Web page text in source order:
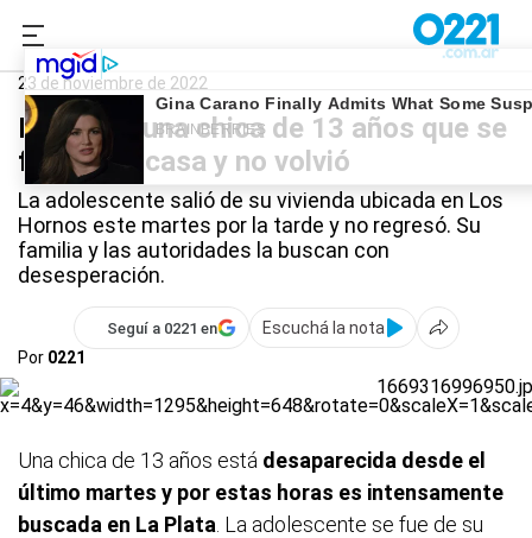
0221.com.ar
23 de noviembre de 2022
Buscan a una chica de 13 años que se
fue de su casa y no volvió
La adolescente salió de su vivienda ubicada en Los
Hornos este martes por la tarde y no regresó. Su
familia y las autoridades la buscan con
desesperación.
Seguí a 0221 en
Escuchá la nota
Por 0221
Una chica de 13 años está desaparecida desde el
último martes y por estas horas es intensamente
buscada en La Plata La adolescente se fue de su